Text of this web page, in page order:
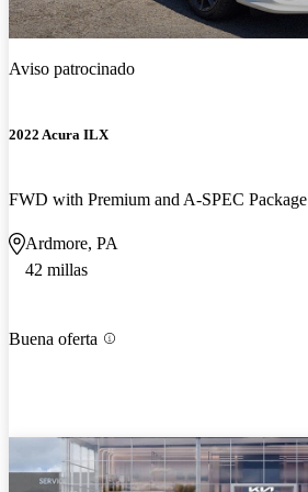
Aviso patrocinado
2022 Acura ILX
FWD with Premium and A-SPEC Package
Ardmore, PA
42 millas
Buena oferta